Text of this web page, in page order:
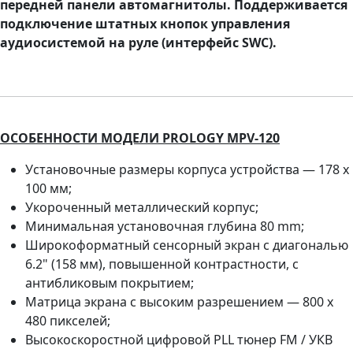
передней панели автомагнитолы. Поддерживается
подключение штатных кнопок управления
аудиосистемой на руле (интерфейс SWC).
ОСОБЕННОСТИ МОДЕЛИ PROLOGY MPV-120
Установочные размеры корпуса устройства — 178 x
100 мм;
Укороченный металлический корпус;
Минимальная установочная глубина 80 mm;
Широкоформатный сенсорный экран с диагональю
6.2" (158 мм), повышенной контрастности, с
антибликовым покрытием;
Матрица экрана с высоким разрешением — 800 х
480 пикселей;
Высокоскоростной цифровой PLL тюнер FM / УКВ